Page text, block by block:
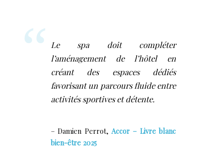
Le spa doit compléter
l’aménagement de l’hôtel en
créant des espaces dédiés
favorisant un parcours fluide entre
activités sportives et détente.
– Damien Perrot, Accor – Livre blanc
bien-être 2025